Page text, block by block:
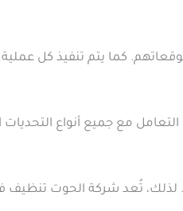
كما يتم تنفيذ كل
مع جميع أنواع
تُعد شركة الحوت تنظيف